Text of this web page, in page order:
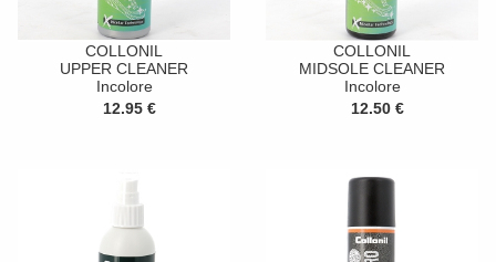
COLLONIL
UPPER CLEANER
Incolore
12.95 €
COLLONIL
MIDSOLE CLEANER
Incolore
12.50 €